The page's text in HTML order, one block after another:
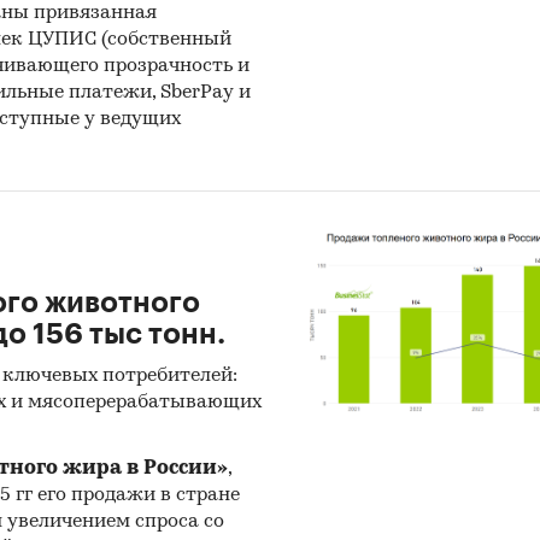
с производителями:
и получили сведения как о них самих,
их конкурентов.
производства и ценах мы получили, вступивв
в завуалированной
от имени потенциального заказчика.
документов:
в качестве основных методов
выступают так называемые (1) Традиционный
контент-анализ интервью и документов и
(количественный) анализ с
анализ выполняется в рамках проведения Desk
исследование). В общем виде целью
привязанная
ЦУПИС (собственный
прозрачность и
платежи, SberPay и
у ведущих
животного
156 тыс тонн.
потребителей:
и мясоперерабатывающих
жира в России»,
гг его продажи в стране
спроса со